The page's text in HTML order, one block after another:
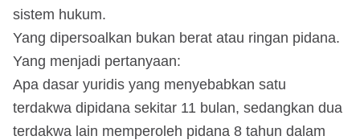
sistem hukum.
Yang dipersoalkan bukan berat atau ringan pidana.
Yang menjadi pertanyaan:
Apa dasar yuridis yang menyebabkan satu
terdakwa dipidana sekitar 11 bulan, sedangkan dua
terdakwa lain memperoleh pidana 8 tahun dalam